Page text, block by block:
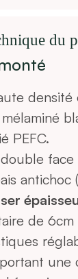
du
PEFC.
face
antichoc
de 6cm
une